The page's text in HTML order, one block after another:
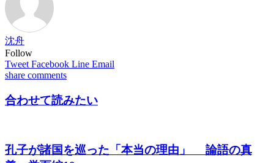
沈舟
Follow
Tweet Facebook Line Email
share comments
合わせて読みたい
孔子が諸国を巡った「本当の理由」 論語の真